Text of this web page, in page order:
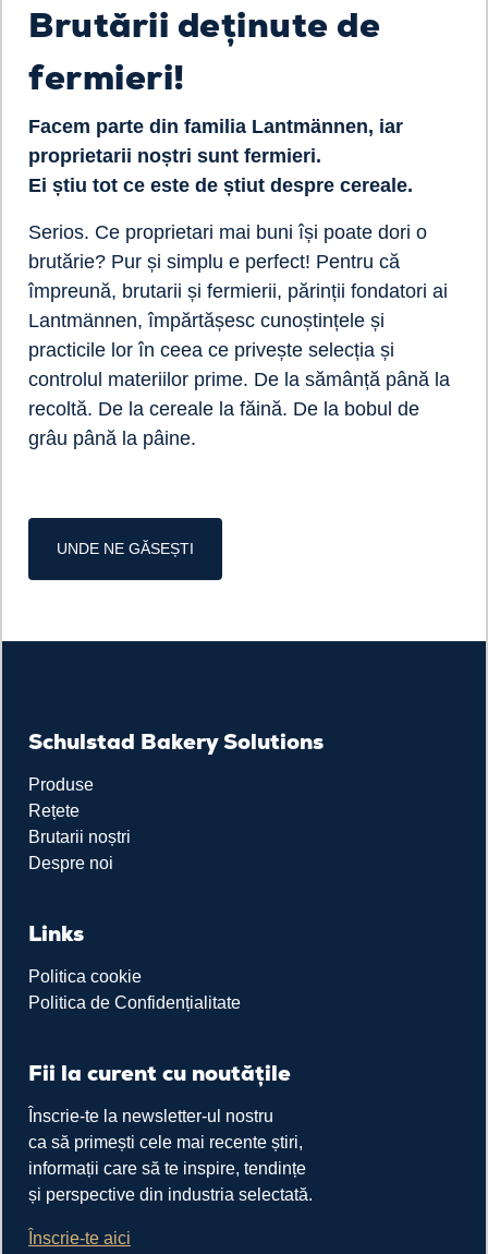
Brutării deținute de
fermieri!
Facem parte din familia Lantmännen, iar
proprietarii noștri sunt fermieri.
Ei știu tot ce este de știut despre cereale.
Serios. Ce proprietari mai buni își poate dori o
brutărie? Pur și simplu e perfect! Pentru că
împreună, brutarii și fermierii, părinții fondatori ai
Lantmännen, împărtășesc cunoștințele și
practicile lor în ceea ce privește selecția și
controlul materiilor prime. De la sămânță până la
recoltă. De la cereale la făină. De la bobul de
grâu până la pâine.
UNDE NE GĂSEȘTI
Schulstad Bakery Solutions
Produse
Rețete
Brutarii noștri
Despre noi
Links
Politica cookie
Politica de Confidențialitate
Fii la curent cu noutățile
Înscrie-te la newsletter-ul nostru
ca să primești cele mai recente știri,
informații care să te inspire, tendințe
și perspective din industria selectată.
Înscrie-te aici